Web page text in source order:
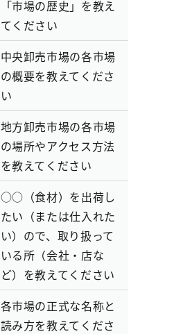
「市場の歴史」を教え
てください
中央卸売市場の各市場
の概要を教えてくださ
い
地方卸売市場の各市場
の場所やアクセス方法
を教えてください
○○（食材）を出荷し
たい（または仕入れた
い）ので、取り扱って
いる所（会社・店な
ど）を教えてください
各市場の正式な名称と
読み方を教えてくださ